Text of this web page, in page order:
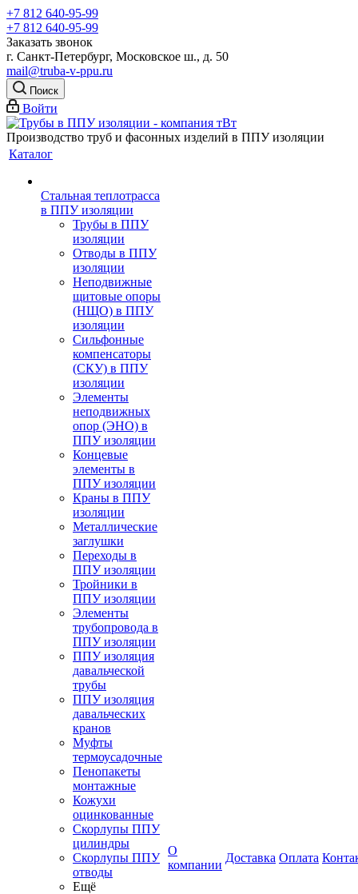
+7 812 640-95-99
+7 812 640-95-99
Заказать звонок
г. Санкт-Петербург, Московское ш., д. 50
mail@truba-v-ppu.ru
Поиск
Войти
Производство труб и фасонных изделий в ППУ изоляции
Каталог
Стальная теплотрасса
в ППУ изоляции
Трубы в ППУ
изоляции
Отводы в ППУ
изоляции
Неподвижные
щитовые опоры
(НЩО) в ППУ
изоляции
Cильфонные
компенсаторы
(СКУ) в ППУ
изоляции
Элементы
неподвижных
опор (ЭНО) в
ППУ изоляции
Концевые
элементы в
ППУ изоляции
Краны в ППУ
изоляции
Металлические
заглушки
Переходы в
ППУ изоляции
Тройники в
ППУ изоляции
Элементы
трубопровода в
ППУ изоляции
ППУ изоляция
давальческой
трубы
ППУ изоляция
давальческих
кранов
Муфты
термоусадочные
Пенопакеты
монтажные
Кожухи
оцинкованные
Скорлупы ППУ
цилиндры
Скорлупы ППУ
отводы
Ещё
О
компании
Доставка Оплата